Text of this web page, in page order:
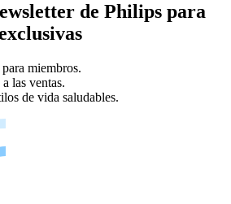
de Philips para
miembros.
las ventas.
de vida saludables.